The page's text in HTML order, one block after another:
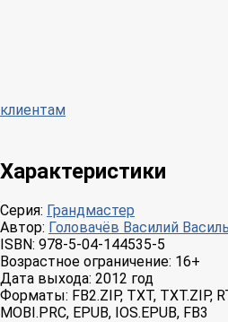
клиентам
Характеристики
Серия: Грандмастер
Автор: Головачёв Василий
ISBN: 978-5-04-144535-5
Возрастное ограничение: 16+
Дата выхода: 2012 год
Форматы: FB2.ZIP, TXT, TXT.ZIP,
MOBI.PRC, EPUB, IOS.EPUB, FB3